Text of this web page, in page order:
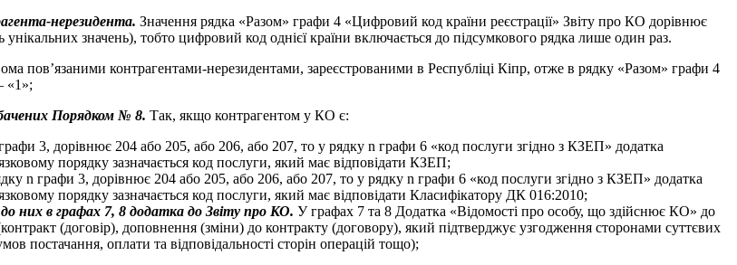
нерезидента. Значення рядка «Разом» графи 4 «Цифровий код країни реєстрації» Звіту про КО дорівнює
унікальних значень), тобто цифровий код однієї країни включається до підсумкового рядка лише один раз.
пов’язаними контрагентами-нерезидентами, зареєстрованими в Республіці Кіпр, отже в рядку «Разом» графи 4
«1»;
Порядком № 8. Так, якщо контрагентом у КО є:
3, дорівнює 204 або 205, або 206, або 207, то у рядку n графи 6 «код послуги згідно з КЗЕП» додатка
порядку зазначається код послуги, який має відповідати КЗЕП;
n графи 3, дорівнює 204 або 205, або 206, або 207, то у рядку n графи 6 «код послуги згідно з КЗЕП» додатка
порядку зазначається код послуги, який має відповідати Класифікатору ДК 016:2010;
до них в графах 7, 8 додатка до Звіту про КО. У графах 7 та 8 Додатка «Відомості про особу, що здійснює КО» до
(договір), доповнення (зміни) до контракту (договору), який підтверджує узгодження сторонами суттєвих
постачання, оплати та відповідальності сторін операцій тощо);